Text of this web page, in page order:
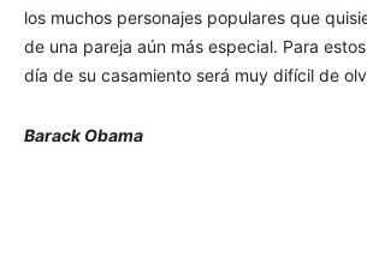
los muchos personajes populares que
de una pareja aún más especial. Para
día de su casamiento será muy difícil de
Barack Obama